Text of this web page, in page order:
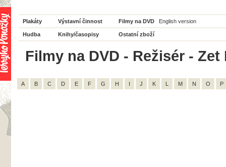
Plakáty Výstavní činnost Filmy na DVD English version
Hudba Knihy/časopisy Ostatní zboží
Filmy na DVD - Režisér -
A B C D E F G H I J K L M N O P